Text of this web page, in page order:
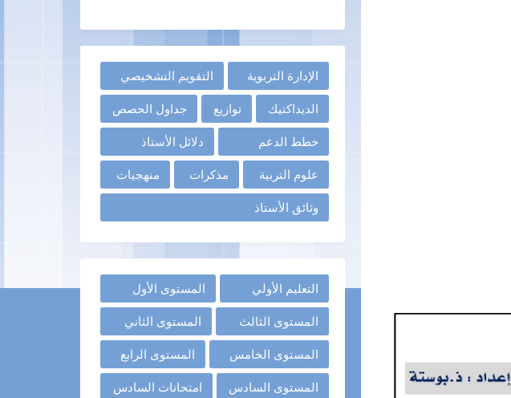
الإدارة التربوية التقويم التشخيصي
الديداكتيك توازيع جداول الحصص
خطط الدعم دلائل الأستاذ
علوم التربية مذكرات منهجيات
وثائق الأستاذ
التعليم الأولي المستوى الأول
المستوى الثالث المستوى الثاني
المستوى الخامس المستوى الرابع
المستوى السادس امتحانات السادس